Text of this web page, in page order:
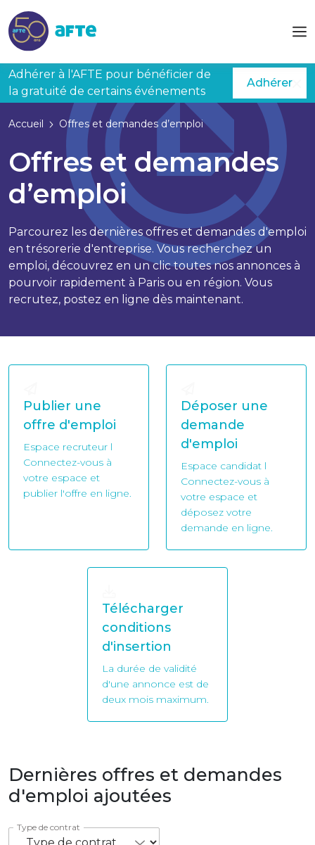
Adhérer à l'AFTE pour bénéficier de
la gratuité de certains événements
Adhérer
Accueil Offres et demandes d’emploi
Offres et demandes
d’emploi
Parcourez les dernières offres et demandes d'emploi
en trésorerie d'entreprise. Vous recherchez un
emploi, découvrez en un clic toutes nos annonces à
pourvoir rapidement à Paris ou en région. Vous
recrutez, postez en ligne dès maintenant.
Publier une
offre d'emploi
Espace recruteur l
Connectez-vous à
votre espace et
publier l'offre en ligne.
Déposer une
demande
d'emploi
Espace candidat l
Connectez-vous à
votre espace et
déposez votre
demande en ligne.
Télécharger
conditions
d'insertion
La durée de validité
d'une annonce est de
deux mois maximum.
Dernières offres et demandes
d'emploi ajoutées
Type de contrat